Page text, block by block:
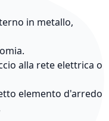
in metallo,
alla rete elettrica o
elemento d'arredo